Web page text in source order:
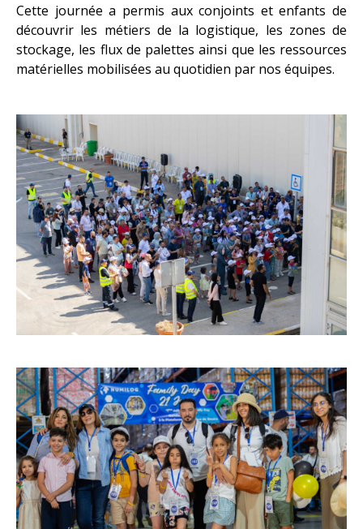
Cette journée a permis aux conjoints et enfants de
découvrir les métiers de la logistique, les zones de
stockage, les flux de palettes ainsi que les ressources
matérielles mobilisées au quotidien par nos équipes.